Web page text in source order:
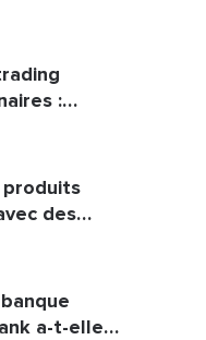
:
et risqu...
des
: Bitcoin...
a-t-elle